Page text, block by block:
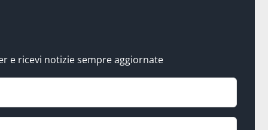
e ricevi notizie sempre aggiornate